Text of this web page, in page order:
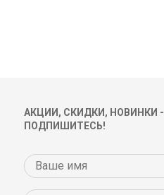
АКЦИИ, СКИДКИ, НОВИНКИ -
ПОДПИШИТЕСЬ!